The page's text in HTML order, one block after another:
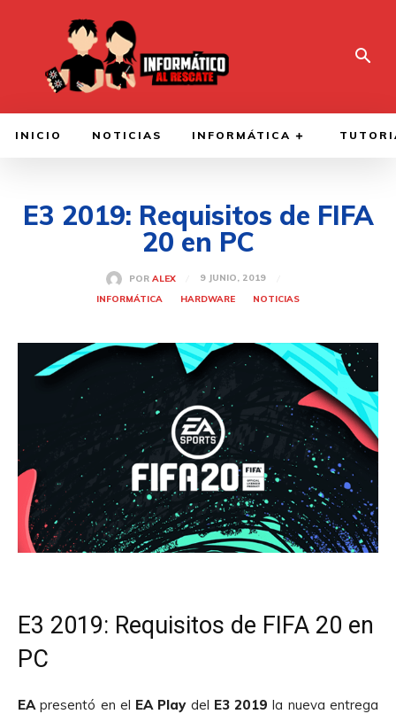
INICIO NOTICIAS INFORMÁTICA
E3 2019: Requisitos de FIFA
20 en PC
POR ALEX
9 JUNIO, 2019
INFORMÁTICA
HARDWARE NOTICIAS
E3 2019: Requisitos de FIFA 20 en
PC
EApresentó en el EA Play del E3 2019la nueva entrega